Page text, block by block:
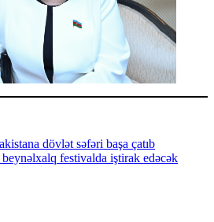
dövlət səfəri başa çatıb
festivalda iştirak edəcək